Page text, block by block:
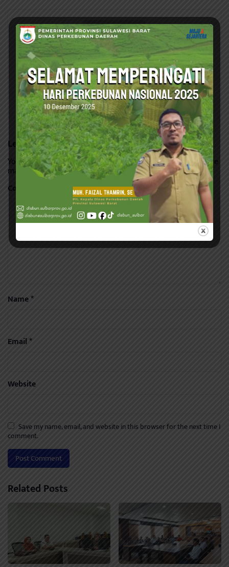
Admin
Leave a Reply
Your email address will not be published.Required fields are
marked*
Comment
Name*
Email*
Website
Save my name, email, and website in this browser for the next time I
comment.
Related Posts